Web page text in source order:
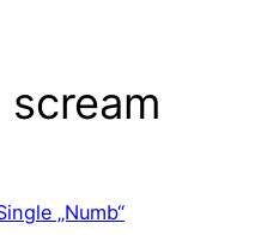
scream